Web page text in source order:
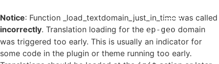
Notice: Function _load_textdomain_just_in_time was called
incorrectly. Translation loading for the ep-geo domain
was triggered too early. This is usually an indicator for
some code in the plugin or theme running too early.